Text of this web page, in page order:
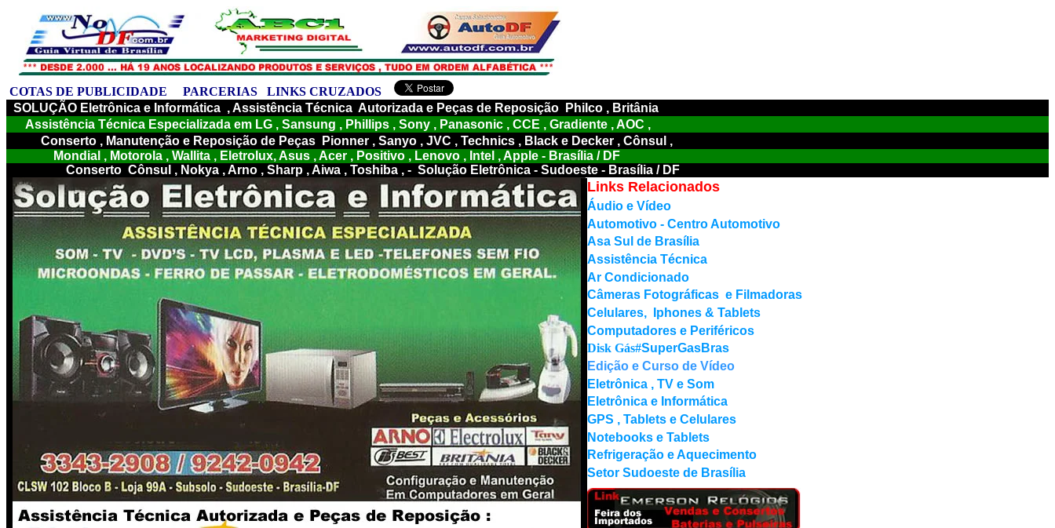
COTAS DE PUBLICIDADE PARCERIAS
LINKS CRUZADOS
SOLUÇÃO Eletrônica e Informática , Assistência Técnica Autorizada e Peças de Reposição Philco , Britânia
Assistência Técnica Especializada em LG , Sansung , Phillips , Sony , Panasonic , CCE , Gradiente , AOC ,
Conserto , Manutenção e Reposição de Peças Pionner , Sanyo , JVC , Technics , Black e Decker , Cônsul ,
Mondial , Motorola , Wallita , Eletrolux, Asus , Acer , Positivo , Lenovo , Intel , Apple - Brasília / DF
Conserto Cônsul , Nokya , Arno , Sharp , Aiwa , Toshiba , - Solução Eletrônica - Sudoeste - Brasília / DF
Links Relacionados
Áudio e Vídeo
Automotivo - Centro Automotivo
Asa Sul de Brasília
Assistência Técnica
Ar Condicionado
Câmeras Fotográficas e Filmadoras
Celulares, Iphones & Tablets
Computadores e Periféricos
Disk Gás#SuperGasBras
Edição e Curso de Vídeo
Eletrônica , TV e Som
Eletrônica e Informática
GPS , Tablets e Celulares
Notebooks e Tablets
Refrigeração e Aquecimento
Setor Sudoeste de Brasília